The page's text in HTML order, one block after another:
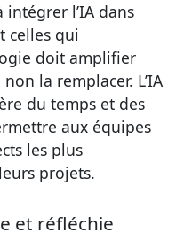
intégrer l’IA dans
celles qui
doit amplifier
non la remplacer. L’IA
du temps et des
aux équipes
les plus
projets.
et réfléchie